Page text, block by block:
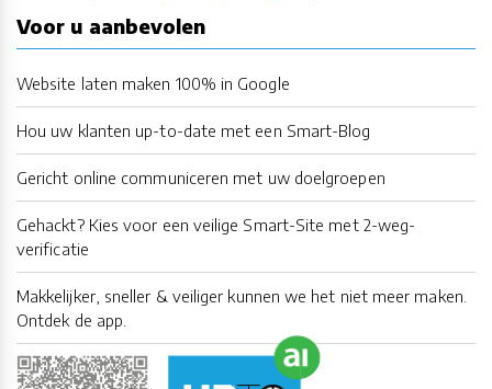
Voor u aanbevolen
Website laten maken 100% in Google
Hou uw klanten up-to-date met een Smart-Blog
Gericht online communiceren met uw doelgroepen
Gehackt? Kies voor een veilige Smart-Site met 2-weg-
verificatie
Makkelijker, sneller & veiliger kunnen we het niet meer maken.
Ontdek de app.